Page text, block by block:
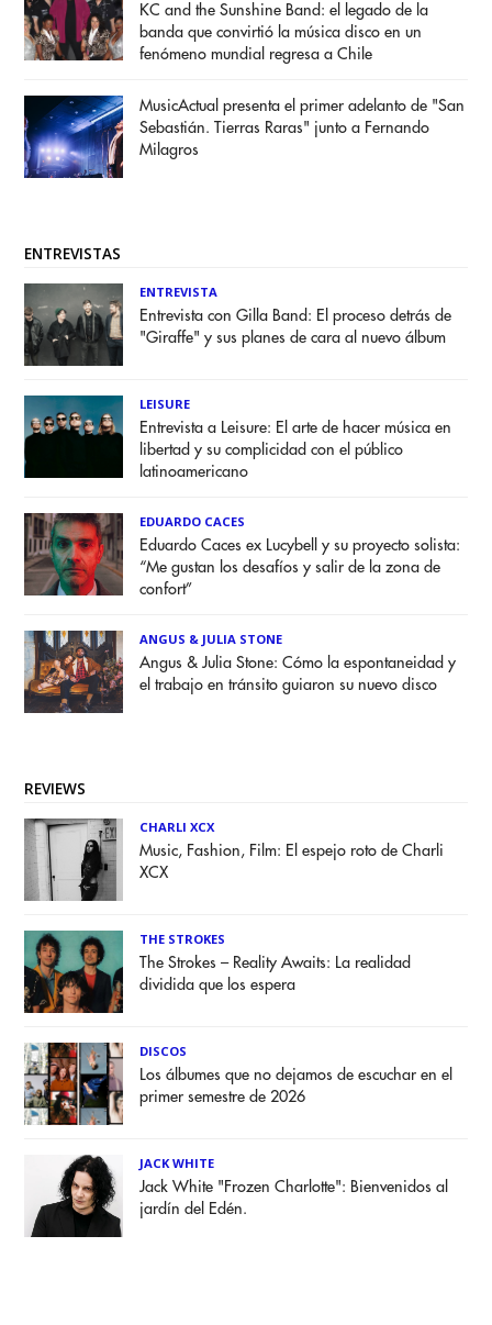
KC and the Sunshine Band: el legado de la
banda que convirtió la música disco en un
fenómeno mundial regresa a Chile
MusicActual presenta el primer adelanto de "San
Sebastián. Tierras Raras" junto a Fernando
Milagros
ENTREVISTAS
ENTREVISTA
Entrevista con Gilla Band: El proceso detrás de
"Giraffe" y sus planes de cara al nuevo álbum
LEISURE
Entrevista a Leisure: El arte de hacer música en
libertad y su complicidad con el público
latinoamericano
EDUARDO CACES
Eduardo Caces ex Lucybell y su proyecto solista:
“Me gustan los desafíos y salir de la zona de
confort”
ANGUS & JULIA STONE
Angus & Julia Stone: Cómo la espontaneidad y
el trabajo en tránsito guiaron su nuevo disco
REVIEWS
CHARLI XCX
Music, Fashion, Film: El espejo roto de Charli
XCX
THE STROKES
The Strokes – Reality Awaits: La realidad
dividida que los espera
DISCOS
Los álbumes que no dejamos de escuchar en el
primer semestre de 2026
JACK WHITE
Jack White "Frozen Charlotte": Bienvenidos al
jardín del Edén.